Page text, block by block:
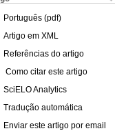
Português (pdf)
Artigo em XML
Referências do artigo
Como citar este artigo
SciELO Analytics
Tradução automática
Enviar este artigo por email